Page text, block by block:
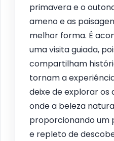
primavera e o
ameno e as
melhor forma. É
uma visita guiada,
compartilham
tornam a
deixe de explorar
onde a beleza
proporcionando um
e repleto de